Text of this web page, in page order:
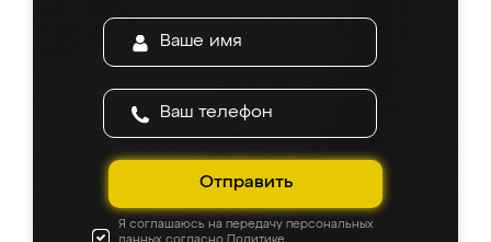
Отправить
Я соглашаюсь на передачу персональных
данных согласно Политике